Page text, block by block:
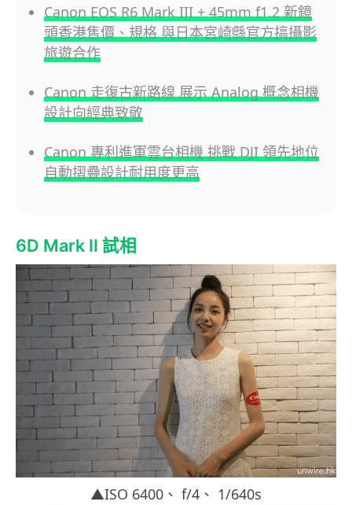
Canon EOS R6 Mark III + 45mm f1.2 新鏡
頭香港售價、規格 與日本宮崎縣官方搞攝影
旅遊合作
Canon 走復古新路線 展示 Analog 概念相機
設計向經典致敬
Canon 專利進軍雲台相機 挑戰 DJI 領先地位
自動摺疊設計耐用度更高
6D Mark II 試相
▲ISO 6400、 f/4、 1/640s